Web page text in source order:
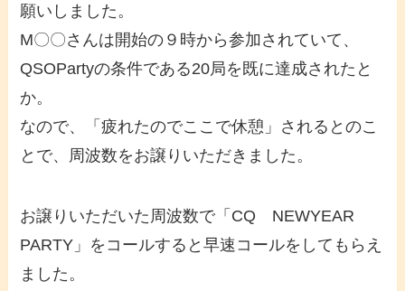
願いしました。
M〇〇さんは開始の９時から参加されていて、
QSOPartyの条件である20局を既に達成されたと
か。
なので、「疲れたのでここで休憩」されるとのこ
とで、周波数をお譲りいただきました。
お譲りいただいた周波数で「CQ NEWYEAR
PARTY」をコールすると早速コールをしてもらえ
ました。